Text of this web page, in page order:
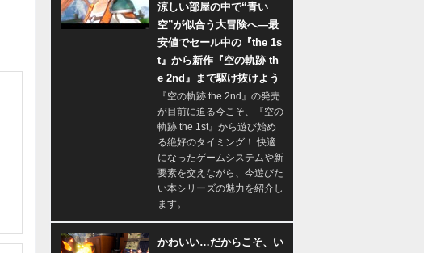
涼しい部屋の中で“青い
空”が似合う大冒険へ―最
安値でセール中の『the 1s
t』から新作『空の軌跡 th
e 2nd』まで駆け抜けよう
『空の軌跡 the 2nd』の発売
が目前に迫る今こそ、『空の
軌跡 the 1st』から遊び始め
る絶好のタイミング！ 快適
になったゲームシステムや新
要素を交えながら、今遊びた
い本シリーズの魅力を紹介し
ます。
かわいい…だからこそ、い